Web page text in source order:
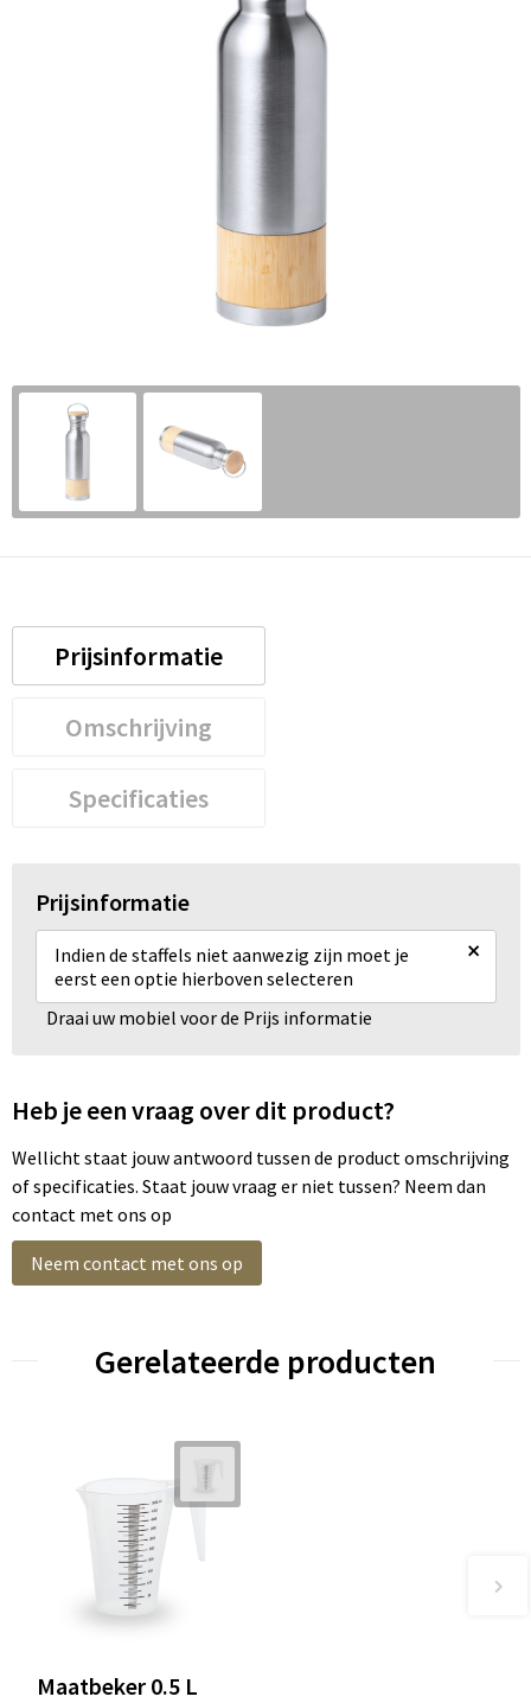
Prijsinformatie
Omschrijving
Specificaties
Prijsinformatie
Indien de staffels niet aanwezig zijn moet je
eerst een optie hierboven selecteren
×
Draai uw mobiel voor de Prijs informatie
Heb je een vraag over dit product?
Wellicht staat jouw antwoord tussen de product omschrijving
of specificaties. Staat jouw vraag er niet tussen? Neem dan
contact met ons op
Neem contact met ons op
Gerelateerde producten
Maatbeker 0.5 L